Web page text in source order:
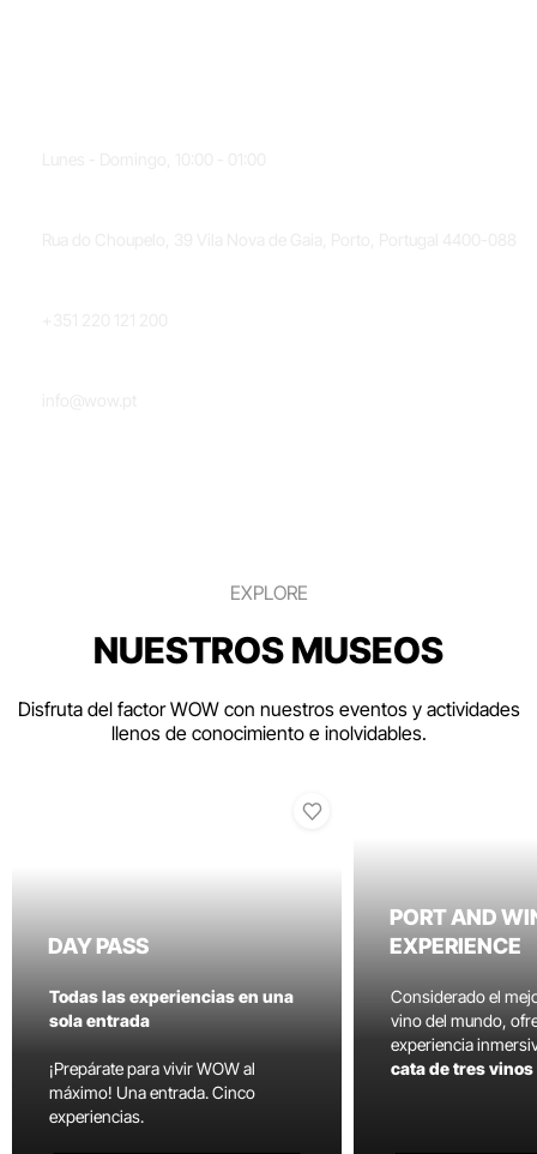
EXPLORE
NUESTROS MUSEOS
Disfruta del factor WOW con nuestros eventos y actividades
llenos de conocimiento e inolvidables.
DAY PASS
Todas las experiencias en una
sola entrada
¡Prepárate para vivir WOW al
máximo! Una entrada. Cinco
experiencias.
PORT AND
EXPERIENCE
Considerado el
vino del mundo,
experiencia
cata de tres